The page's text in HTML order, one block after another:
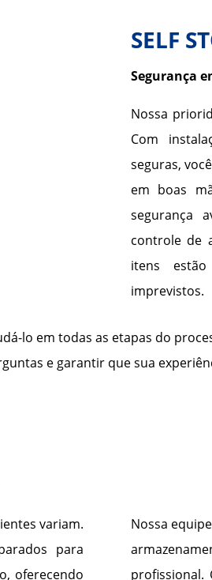
SELF
Segurança
Nossa
Com
seguras,
em boas
segurança
controle de
itens
imprevistos.
lo em todas as etapas do
e garantir que sua
variam.
para
oferecendo
Nossa